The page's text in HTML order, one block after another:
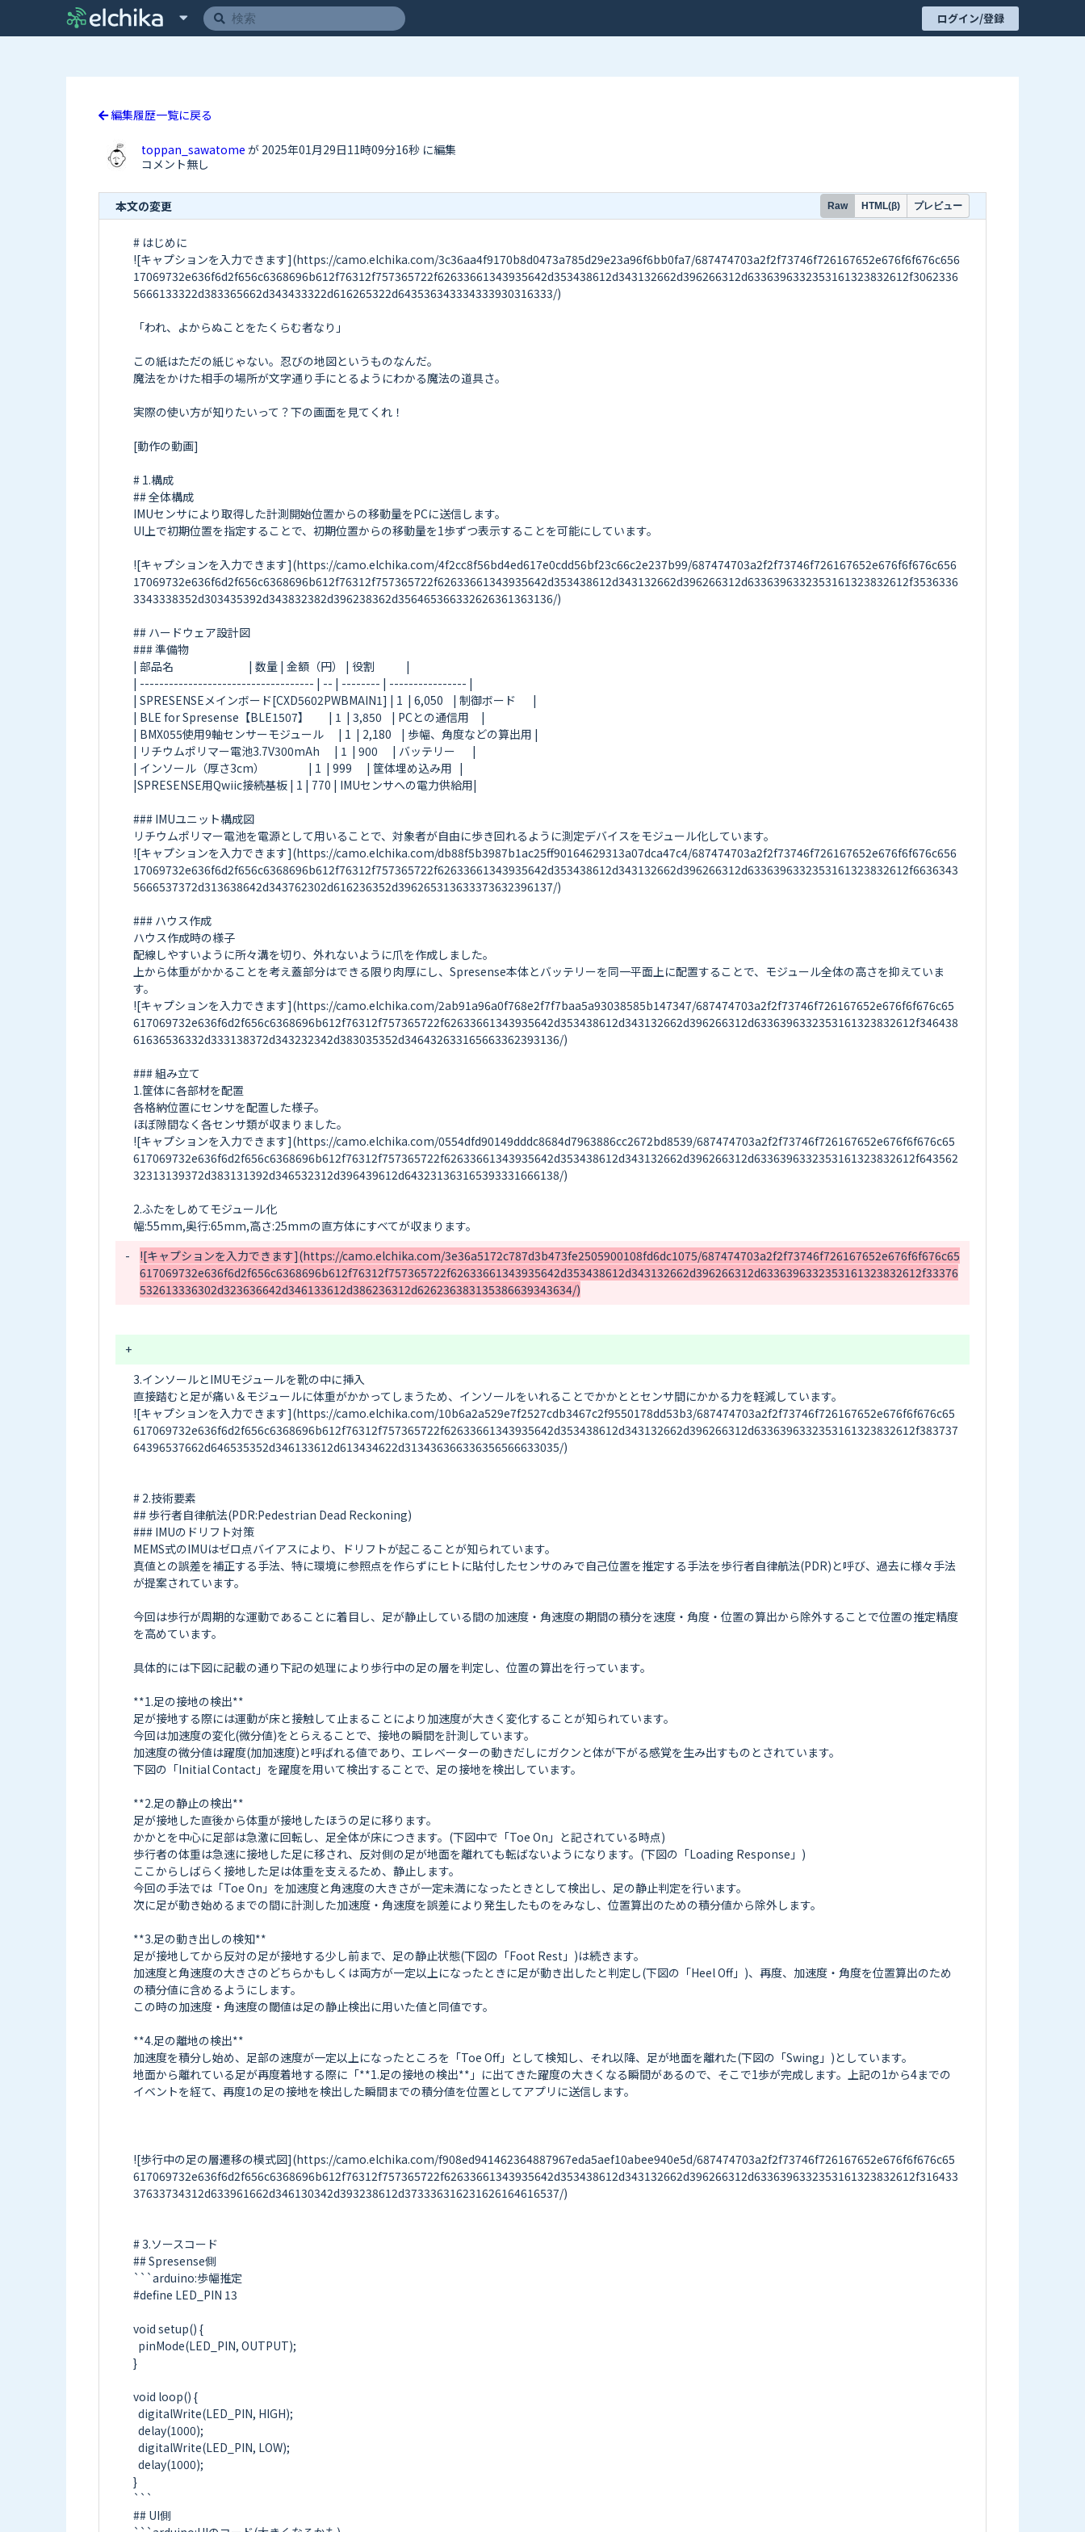
ログイン/登録
編集履歴一覧に戻る
toppan_sawatome が 2025年01月29日11時09分16秒 に編集
コメント無し
本文の変更 Raw HTML(β) プレビュー
# はじめに
![キャプションを入力できます](https://camo.elchika.com/3c36aa4f9170b8d0473a785d29e23a96f6bb0fa7/687474703a2f2f73746f726167652e676f6f676c656
17069732e636f6d2f656c6368696b612f76312f757365722f62633661343935642d353438612d343132662d396266312d6336396332353161323832612f3062336
5666133322d383365662d343433322d616265322d643536343334333930316333/)
「われ、よからぬことをたくらむ者なり」
この紙はただの紙じゃない。忍びの地図というものなんだ。
魔法をかけた相手の場所が文字通り手にとるようにわかる魔法の道具さ。
実際の使い方が知りたいって？下の画面を見てくれ！
[動作の動画]
# 1.構成
## 全体構成
IMUセンサにより取得した計測開始位置からの移動量をPCに送信します。
UI上で初期位置を指定することで、初期位置からの移動量を1歩ずつ表示することを可能にしています。
![キャプションを入力できます](https://camo.elchika.com/4f2cc8f56bd4ed617e0cdd56bf23c66c2e237b99/687474703a2f2f73746f726167652e676f6f676c656
17069732e636f6d2f656c6368696b612f76312f757365722f62633661343935642d353438612d343132662d396266312d6336396332353161323832612f3536336
3343338352d303435392d343832382d396238362d356465366332626361363136/)
## ハードウェア設計図
### 準備物
| 部品名                               | 数量 | 金額（円） | 役割             |
| ------------------------------------ | -- | -------- | ---------------- |
| SPRESENSEメインボード[CXD5602PWBMAIN1] | 1  | 6,050    | 制御ボード       |
| BLE for Spresense【BLE1507】        | 1  | 3,850    | PCとの通信用     |
| BMX055使用9軸センサーモジュール      | 1  | 2,180    | 歩幅、角度などの算出用 |
| リチウムポリマー電池3.7V300mAh      | 1  | 900      | バッテリー       |
| インソール（厚さ3cm）                  | 1  | 999      | 筐体埋め込み用   |
|SPRESENSE用Qwiic接続基板 | 1 | 770 | IMUセンサへの電力供給用|
### IMUユニット構成図
リチウムポリマー電池を電源として用いることで、対象者が自由に歩き回れるように測定デバイスをモジュール化しています。
![キャプションを入力できます](https://camo.elchika.com/db88f5b3987b1ac25ff90164629313a07dca47c4/687474703a2f2f73746f726167652e676f6f676c656
17069732e636f6d2f656c6368696b612f76312f757365722f62633661343935642d353438612d343132662d396266312d6336396332353161323832612f6636343
5666537372d313638642d343762302d616236352d396265313633373632396137/)
### ハウス作成
ハウス作成時の様子
配線しやすいように所々溝を切り、外れないように爪を作成しました。
上から体重がかかることを考え蓋部分はできる限り肉厚にし、Spresense本体とバッテリーを同一平面上に配置することで、モジュール全体の高さを抑えていま
す。
![キャプションを入力できます](https://camo.elchika.com/2ab91a96a0f768e2f7f7baa5a93038585b147347/687474703a2f2f73746f726167652e676f6f676c65
617069732e636f6d2f656c6368696b612f76312f757365722f62633661343935642d353438612d343132662d396266312d6336396332353161323832612f346438
61636536332d333138372d343232342d383035352d346432633165663362393136/)
### 組み立て
1.筐体に各部材を配置
各格納位置にセンサを配置した様子。
ほぼ隙間なく各センサ類が収まりました。
![キャプションを入力できます](https://camo.elchika.com/0554dfd90149dddc8684d7963886cc2672bd8539/687474703a2f2f73746f726167652e676f6f676c65
617069732e636f6d2f656c6368696b612f76312f757365722f62633661343935642d353438612d343132662d396266312d6336396332353161323832612f643562
32313139372d383131392d346532312d396439612d643231363165393331666138/)
2.ふたをしめてモジュール化
-
![キャプションを入力できます](https://camo.elchika.com/3e36a5172c787d3b473fe2505900108fd6dc1075/687474703a2f2f73746f726167652e676f6f676c65
617069732e636f6d2f656c6368696b612f76312f757365722f62633661343935642d353438612d343132662d396266312d6336396332353161323832612f33376
+
3.インソールとIMUモジュールを靴の中に挿入
直接踏むと足が痛い＆モジュールに体重がかかってしまうため、インソールをいれることでかかととセンサ間にかかる力を軽減しています。
![キャプションを入力できます](https://camo.elchika.com/10b6a2a529e7f2527cdb3467c2f9550178dd53b3/687474703a2f2f73746f726167652e676f6f676c65
617069732e636f6d2f656c6368696b612f76312f757365722f62633661343935642d353438612d343132662d396266312d6336396332353161323832612f383737
64396537662d646535352d346133612d613434622d313436366336356566633035/)
# 2.技術要素
## 歩行者自律航法(PDR:Pedestrian Dead Reckoning)
### IMUのドリフト対策
MEMS式のIMUはゼロ点バイアスにより、ドリフトが起こることが知られています。
真値との誤差を補正する手法、特に環境に参照点を作らずにヒトに貼付したセンサのみで自己位置を推定する手法を歩行者自律航法(PDR)と呼び、過去に様々手法
が提案されています。
今回は歩行が周期的な運動であることに着目し、足が静止している間の加速度・角速度の期間の積分を速度・角度・位置の算出から除外することで位置の推定精度
を高めています。
具体的には下図に記載の通り下記の処理により歩行中の足の層を判定し、位置の算出を行っています。
**1.足の接地の検出**
足が接地する際には運動が床と接触して止まることにより加速度が大きく変化することが知られています。
今回は加速度の変化(微分値)をとらえることで、接地の瞬間を計測しています。
加速度の微分値は躍度(加加速度)と呼ばれる値であり、エレベーターの動きだしにガクンと体が下がる感覚を生み出すものとされています。
下図の「Initial Contact」を躍度を用いて検出することで、足の接地を検出しています。
**2.足の静止の検出**
足が接地した直後から体重が接地したほうの足に移ります。
かかとを中心に足部は急激に回転し、足全体が床につきます。(下図中で「Toe On」と記されている時点)
歩行者の体重は急速に接地した足に移され、反対側の足が地面を離れても転ばないようになります。(下図の「Loading Response」)
ここからしばらく接地した足は体重を支えるため、静止します。
今回の手法では「Toe On」を加速度と角速度の大きさが一定未満になったときとして検出し、足の静止判定を行います。
次に足が動き始めるまでの間に計測した加速度・角速度を誤差により発生したものをみなし、位置算出のための積分値から除外します。
**3.足の動き出しの検知**
足が接地してから反対の足が接地する少し前まで、足の静止状態(下図の「Foot Rest」)は続きます。
加速度と角速度の大きさのどちらかもしくは両方が一定以上になったときに足が動き出したと判定し(下図の「Heel Off」)、再度、加速度・角度を位置算出のため
の積分値に含めるようにします。
この時の加速度・角速度の閾値は足の静止検出に用いた値と同値です。
**4.足の離地の検出**
加速度を積分し始め、足部の速度が一定以上になったところを「Toe Off」として検知し、それ以降、足が地面を離れた(下図の「Swing」)としています。
地面から離れている足が再度着地する際に「**1.足の接地の検出**」に出てきた躍度の大きくなる瞬間があるので、そこで1歩が完成します。上記の1から4までの
イベントを経て、再度1の足の接地を検出した瞬間までの積分値を位置としてアプリに送信します。
![歩行中の足の層遷移の模式図](https://camo.elchika.com/f908ed941462364887967eda5aef10abee940e5d/687474703a2f2f73746f726167652e676f6f676c65
617069732e636f6d2f656c6368696b612f76312f757365722f62633661343935642d353438612d343132662d396266312d6336396332353161323832612f316433
37633734312d633961662d346130342d393238612d373336316231626164616537/)
# 3.ソースコード
## Spresense側
```arduino:歩幅推定
#define LED_PIN 13
void setup() {
}
void loop() {
}
```
## UI側